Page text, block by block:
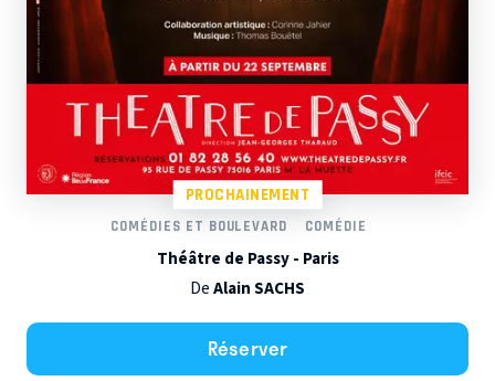
PROCHAINEMENT
COMÉDIES ET BOULEVARD COMÉDIE
Théâtre de Passy - Paris
DeAlain SACHS
Réserver